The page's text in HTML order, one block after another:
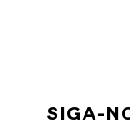
SIGA-